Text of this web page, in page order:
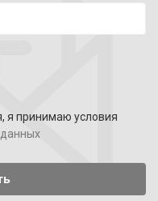
я принимаю условия